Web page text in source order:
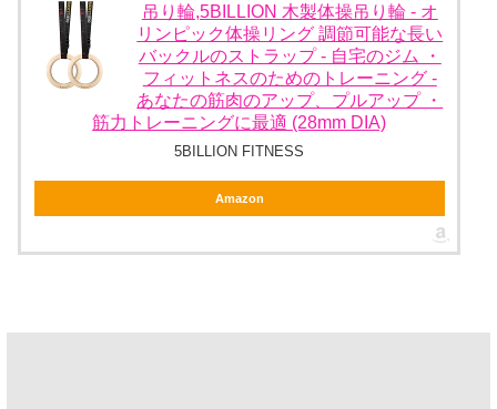
吊り輪,5BILLION 木製体操吊り輪 - オ
リンピック体操リング 調節可能な長い
バックルのストラップ - 自宅のジム ・
フィットネスのためのトレーニング -
あなたの筋肉のアップ、プルアップ ・
筋力トレーニングに最適 (28mm DIA)
5BILLION FITNESS
Amazon